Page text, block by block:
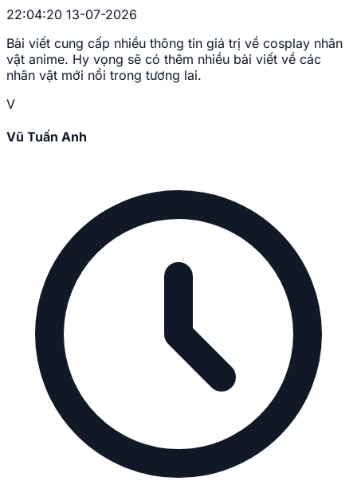
22:04:20 13-07-2026
Bài viết cung cấp nhiều thông tin giá trị về cosplay nhân
vật anime. Hy vọng sẽ có thêm nhiều bài viết về các
nhân vật mới nổi trong tương lai.
V
Vũ Tuấn Anh